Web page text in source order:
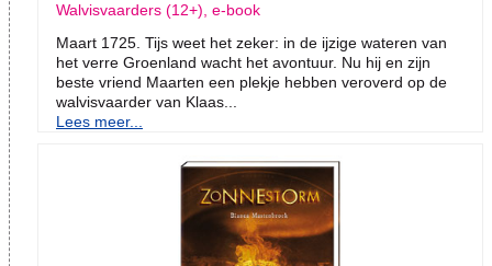
Walvisvaarders (12+), e-book
Maart 1725. Tijs weet het zeker: in de ijzige wateren van
het verre Groenland wacht het avontuur. Nu hij en zijn
beste vriend Maarten een plekje hebben veroverd op de
walvisvaarder van Klaas...
Lees meer...